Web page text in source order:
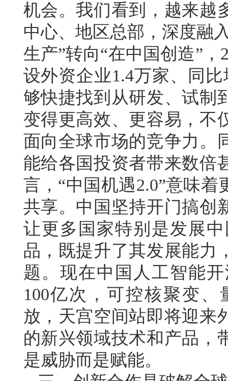
机会。我们看到，越来越
中心、地区总部，深度融
生产”转向“在中国创造”
设外资企业1.4万家、同
够快捷找到从研发、试制
变得更高效、更容易，不
面向全球市场的竞争力。
能给各国投资者带来数倍
言，“中国机遇2.0”意味
共享。中国坚持开门搞创
让更多国家特别是发展
品，既提升了其发展能力
题。现在中国人工智能
100亿次，可控核聚变
放，天宫空间站即将迎来
的新兴领域技术和产品，
是威胁而是赋能。